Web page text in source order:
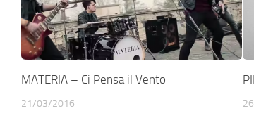
MATERIA – Ci Pensa il Vento
21/03/2016